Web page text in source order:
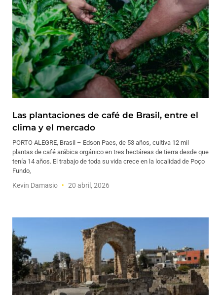
Las plantaciones de café de Brasil, entre el
clima y el mercado
PORTO ALEGRE, Brasil – Edson Paes, de 53 años, cultiva 12 mil
plantas de café arábica orgánico en tres hectáreas de tierra desde que
tenía 14 años. El trabajo de toda su vida crece en la localidad de Poço
Fundo,
Kevin Damasio 20 abril, 2026